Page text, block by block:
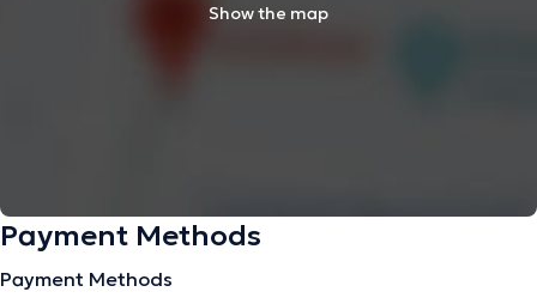
Show the map
Payment Methods
Payment Methods